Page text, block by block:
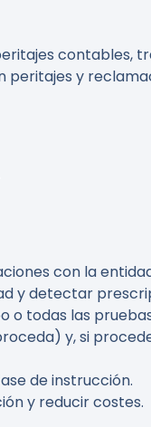
contables,
y
con la
y detectar
o todas las
y, si
de instrucción.
y reducir costes.